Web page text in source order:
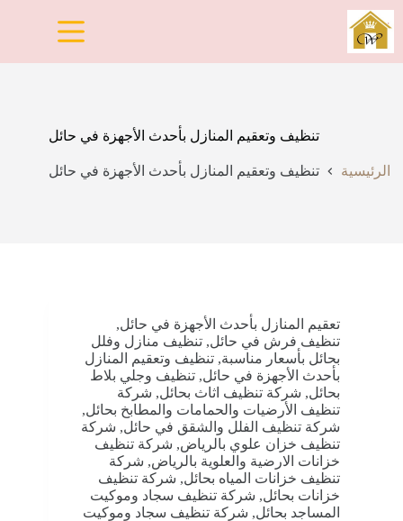
التجاوز
إلى
المحتوى
تنظيف وتعقيم المنازل بأحدث الأجهزة في حائل
الرئيسية تنظيف وتعقيم المنازل بأحدث الأجهزة في حائل
تعقيم المنازل بأحدث الأجهزة في حائل,
تنظيف فرش في حائل, تنظيف منازل وفلل
بحائل بأسعار مناسبة, تنظيف وتعقيم المنازل
بأحدث الأجهزة في حائل, تنظيف وجلي بلاط
بحائل, شركة تنظيف اثاث بحائل, شركة
تنظيف الأرضيات والحمامات والمطابخ بحائل,
شركة تنظيف الفلل والشقق في حائل, شركة
تنظيف خزان علوي بالرياض, شركة تنظيف
خزانات الارضية والعلوية بالرياض, شركة
تنظيف خزانات المياه بحائل, شركة تنظيف
خزانات بحائل, شركة تنظيف سجاد وموكيت
المساجد بحائل, شركة تنظيف سجاد وموكيت